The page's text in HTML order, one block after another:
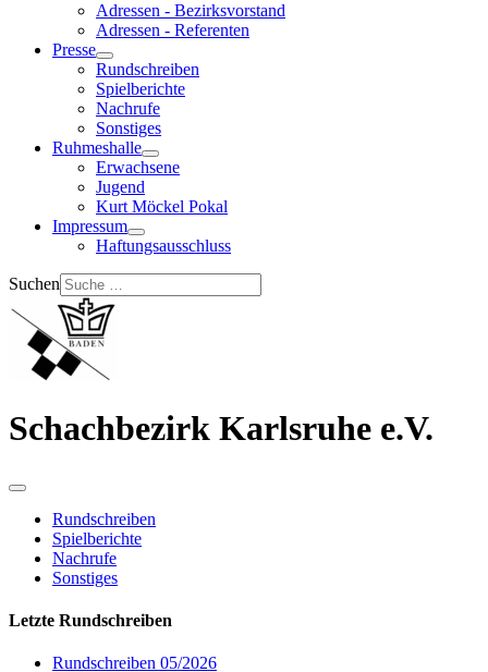
Adressen - Bezirksvorstand
Adressen - Referenten
Presse
Rundschreiben
Spielberichte
Nachrufe
Sonstiges
Ruhmeshalle
Erwachsene
Jugend
Kurt Möckel Pokal
Impressum
Haftungsausschluss
Suchen
Schachbezirk Karlsruhe e.V.
Rundschreiben
Spielberichte
Nachrufe
Sonstiges
Letzte Rundschreiben
Rundschreiben 05/2026